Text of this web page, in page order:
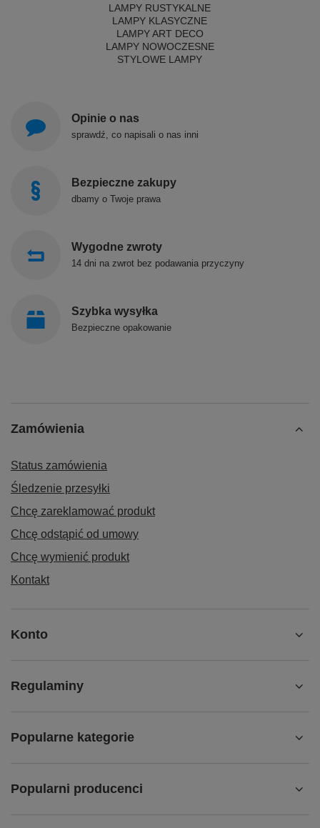
LAMPY RUSTYKALNE
LAMPY KLASYCZNE
LAMPY ART DECO
LAMPY NOWOCZESNE
STYLOWE LAMPY
Opinie o nas
sprawdź, co napisali o nas inni
Bezpieczne zakupy
dbamy o Twoje prawa
Wygodne zwroty
14 dni na zwrot bez podawania przyczyny
Szybka wysyłka
Bezpieczne opakowanie
Zamówienia
Status zamówienia
Śledzenie przesyłki
Chcę zareklamować produkt
Chcę odstąpić od umowy
Chcę wymienić produkt
Kontakt
Konto
Regulaminy
Popularne kategorie
Popularni producenci